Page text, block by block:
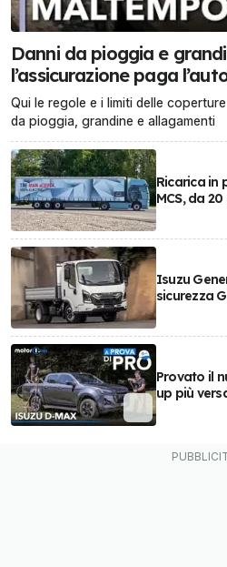
Danni da pioggia e
l’assicurazione paga
Qui le regole e i limiti delle
da pioggia, grandine e allagamenti
Ricarica in
MCS, da
Isuzu
sicurezza
Provato il
up più